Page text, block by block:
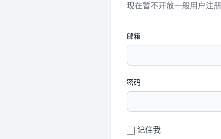
现在暂不开放一般用户注册
邮箱
密码
记住我